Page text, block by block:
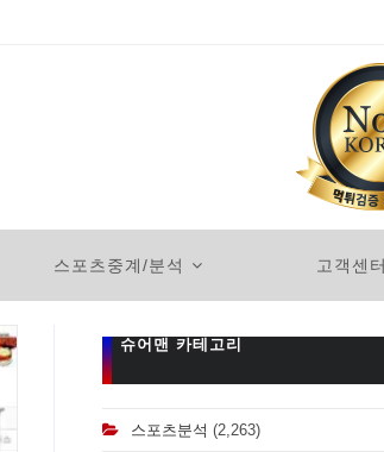
스포츠중계/분석 고객센터
슈어맨 카테고리
스포츠분석 (2,263)